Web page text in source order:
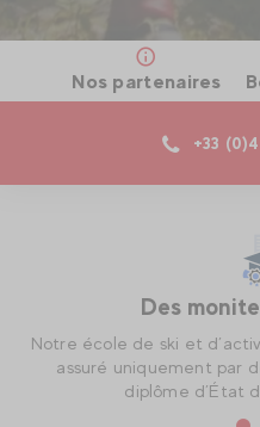
Nos partenaires
+33
Des
Notre école de ski et
assuré uniquement par
diplôme d’État